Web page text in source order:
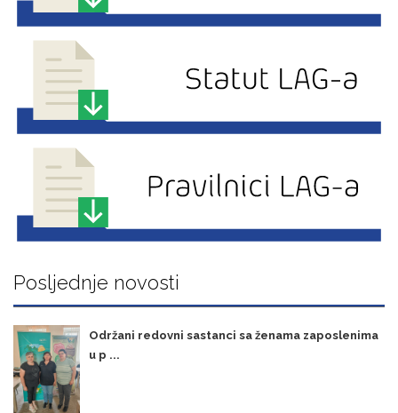
Posljednje novosti
Održani redovni sastanci sa ženama zaposlenima
u p ...